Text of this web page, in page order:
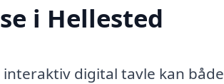
i Hellested
digital tavle kan både